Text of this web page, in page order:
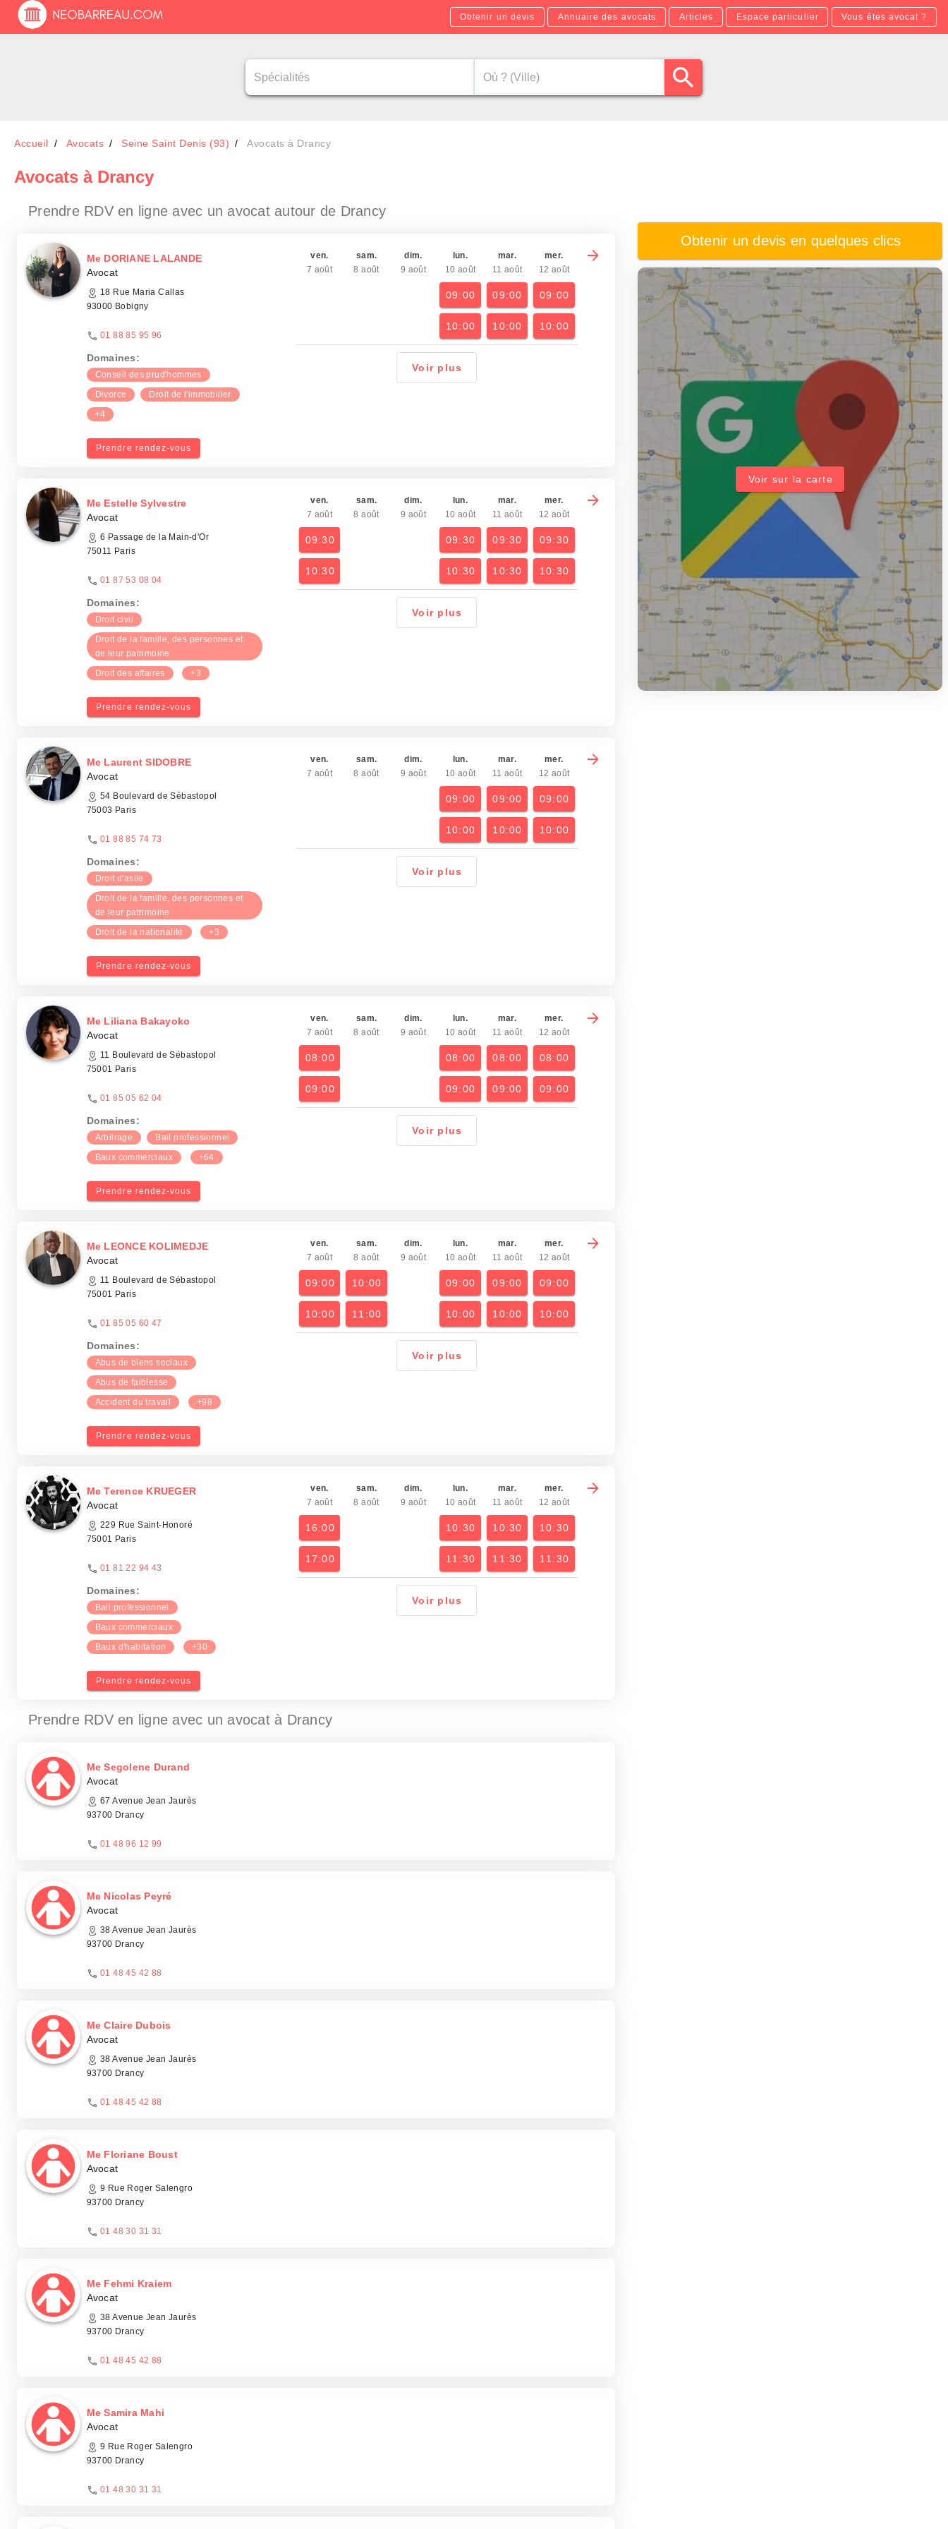
Obtenir un devis Annuaire des avocats Articles Espace particulier Vous êtes avocat ?
Accueil Avocats Seine Saint Denis (93) Avocats à Drancy
Avocats à Drancy
Prendre RDV en ligne avec un avocat autour de Drancy
Me DORIANE LALANDE
Avocat
18 Rue Maria Callas
93000 Bobigny
01 88 85 95 96
Domaines:
Conseil des prud'hommes
Divorce
Droit de l'immobilier
+4
Prendre rendez-vous
ven.
7 août
sam.
8 août
dim.
9 août
lun.
10 août
09:00
10:00
mar.
11 août
09:00
10:00
mer.
12 août
09:00
10:00
Voir plus
Me Estelle Sylvestre
Avocat
6 Passage de la Main-d'Or
75011 Paris
01 87 53 08 04
Domaines:
Droit civil
Droit de la famille, des personnes et
de leur patrimoine
Droit des affaires
+3
Prendre rendez-vous
ven.
7 août
09:30
10:30
sam.
8 août
dim.
9 août
lun.
10 août
09:30
10:30
mar.
11 août
09:30
10:30
mer.
12 août
09:30
10:30
Voir plus
Me Laurent SIDOBRE
Avocat
54 Boulevard de Sébastopol
75003 Paris
01 88 85 74 73
Domaines:
Droit d'asile
Droit de la famille, des personnes et
de leur patrimoine
Droit de la nationalité
+3
Prendre rendez-vous
ven.
7 août
sam.
8 août
dim.
9 août
lun.
10 août
09:00
10:00
mar.
11 août
09:00
10:00
mer.
12 août
09:00
10:00
Voir plus
Me Liliana Bakayoko
Avocat
11 Boulevard de Sébastopol
75001 Paris
01 85 05 62 04
Domaines:
Arbitrage
Bail professionnel
Baux commerciaux
+64
Prendre rendez-vous
ven.
7 août
08:00
09:00
sam.
8 août
dim.
9 août
lun.
10 août
08:00
09:00
mar.
11 août
08:00
09:00
mer.
12 août
08:00
09:00
Voir plus
Me LEONCE KOLIMEDJE
Avocat
11 Boulevard de Sébastopol
75001 Paris
01 85 05 60 47
Domaines:
Abus de biens sociaux
Abus de faiblesse
Accident du travail
+98
Prendre rendez-vous
ven.
7 août
09:00
10:00
sam.
8 août
10:00
11:00
dim.
9 août
lun.
10 août
09:00
10:00
mar.
11 août
09:00
10:00
mer.
12 août
09:00
10:00
Voir plus
Me Terence KRUEGER
Avocat
229 Rue Saint-Honoré
75001 Paris
01 81 22 94 43
Domaines:
Bail professionnel
Baux commerciaux
Baux d'habitation
+30
Prendre rendez-vous
ven.
7 août
16:00
17:00
sam.
8 août
dim.
9 août
lun.
10 août
10:30
11:30
mar.
11 août
10:30
11:30
mer.
12 août
10:30
11:30
Voir plus
Prendre RDV en ligne avec un avocat à Drancy
Me Segolene Durand
Avocat
67 Avenue Jean Jaurès
93700 Drancy
01 48 96 12 99
Me Nicolas Peyré
Avocat
38 Avenue Jean Jaurès
93700 Drancy
01 48 45 42 88
Me Claire Dubois
Avocat
38 Avenue Jean Jaurès
93700 Drancy
01 48 45 42 88
Me Floriane Boust
Avocat
9 Rue Roger Salengro
93700 Drancy
01 48 30 31 31
Me Fehmi Kraiem
Avocat
38 Avenue Jean Jaurès
93700 Drancy
01 48 45 42 88
Me Samira Mahi
Avocat
9 Rue Roger Salengro
93700 Drancy
01 48 30 31 31
Obtenir un devis en quelques clics
Voir sur la carte